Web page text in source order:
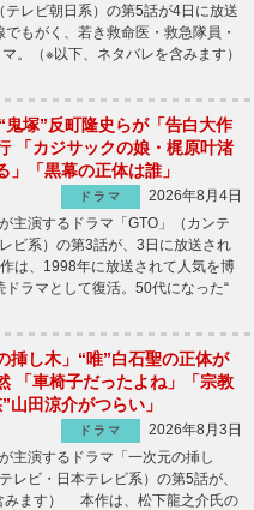
レビ朝日系）の第5話が4日に放送
もがく、若き救命医・救急隊員・
。（※以下、ネタバレを含みます）
鬼塚”反町隆史らが「告白大作
「カジサックの娘・梶原叶渚
」「黒幕の正体は誰」
ドラマ
2026年8月4日
主演するドラマ「GTO」（カンテ
ビ系）の第3話が、3日に放送され
は、1998年に放送されて人気を博
ラマとして復活。50代になった“
挿し木」“唯”白石聖の正体が
「車椅子だったよね」「宗教
山田涼介がつらい」
ドラマ
2026年8月3日
主演するドラマ「一次元の挿し
レビ・日本テレビ系）の第5話が、
みます） 本作は、松下龍之介氏の